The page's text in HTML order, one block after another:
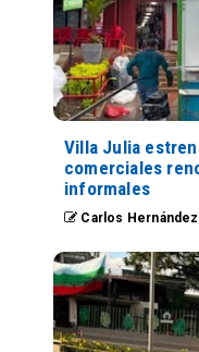
Villa Julia
comerciales
informales
Carlos Hernández